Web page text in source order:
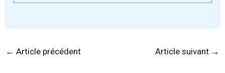
← Article précédent Article suivant →